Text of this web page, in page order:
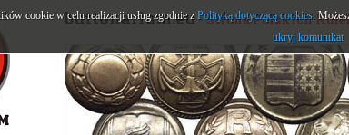
buttonarium.eu- Strona Polskich
cookie w celu realizacji usług zgodnie z Polityką dotyczącą cookies.
ukryj komunikat